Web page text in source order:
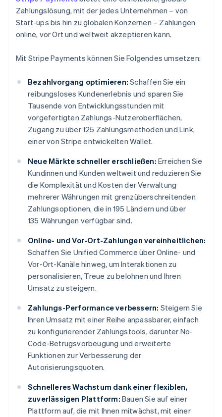
Zahlungslösung, mit der jedes Unternehmen – von
Start-ups bis hin zu globalen Konzernen – Zahlungen
online, vor Ort und weltweit akzeptieren kann.
Mit Stripe Payments können Sie Folgendes umsetzen:
Bezahlvorgang optimieren: Schaffen Sie ein
reibungsloses Kundenerlebnis und sparen Sie
Tausende von Entwicklungsstunden mit
vorgefertigten Zahlungs-Nutzeroberflächen,
Zugang zu über 125 Zahlungsmethoden und Link,
einer von Stripe entwickelten Wallet.
Neue Märkte schneller erschließen: Erreichen Sie
Kundinnen und Kunden weltweit und reduzieren Sie
die Komplexität und Kosten der Verwaltung
mehrerer Währungen mit grenzüberschreitenden
Zahlungsoptionen, die in 195 Ländern und über
135 Währungen verfügbar sind.
Online- und Vor-Ort-Zahlungen vereinheitlichen:
Schaffen Sie Unified Commerce über Online- und
Vor-Ort-Kanäle hinweg, um Interaktionen zu
personalisieren, Treue zu belohnen und Ihren
Umsatz zu steigern.
Zahlungs-Performance verbessern: Steigern Sie
Ihren Umsatz mit einer Reihe anpassbarer, einfach
zu konfigurierender Zahlungstools, darunter No-
Code-Betrugsvorbeugung und erweiterte
Funktionen zur Verbesserung der
Autorisierungsquoten.
Schnelleres Wachstum dank einer flexiblen,
zuverlässigen Plattform: Bauen Sie auf einer
Plattform auf, die mit Ihnen mitwächst, mit einer